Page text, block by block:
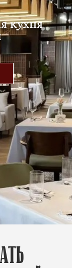
кухня